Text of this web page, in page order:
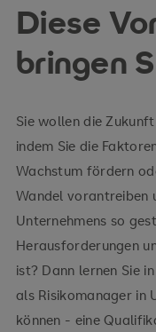
Risk analysis
Risk treatment
Value at risk
Backtesting
Conditional Value
Extreme value
Stress testing
Diese
bringen
Sie wollen die
indem Sie die
Wachstum fördern
Wandel vorantreiben
Unternehmens so
Herausforderungen
ist? Dann lernen Sie
als Risikomanager in
können - eine